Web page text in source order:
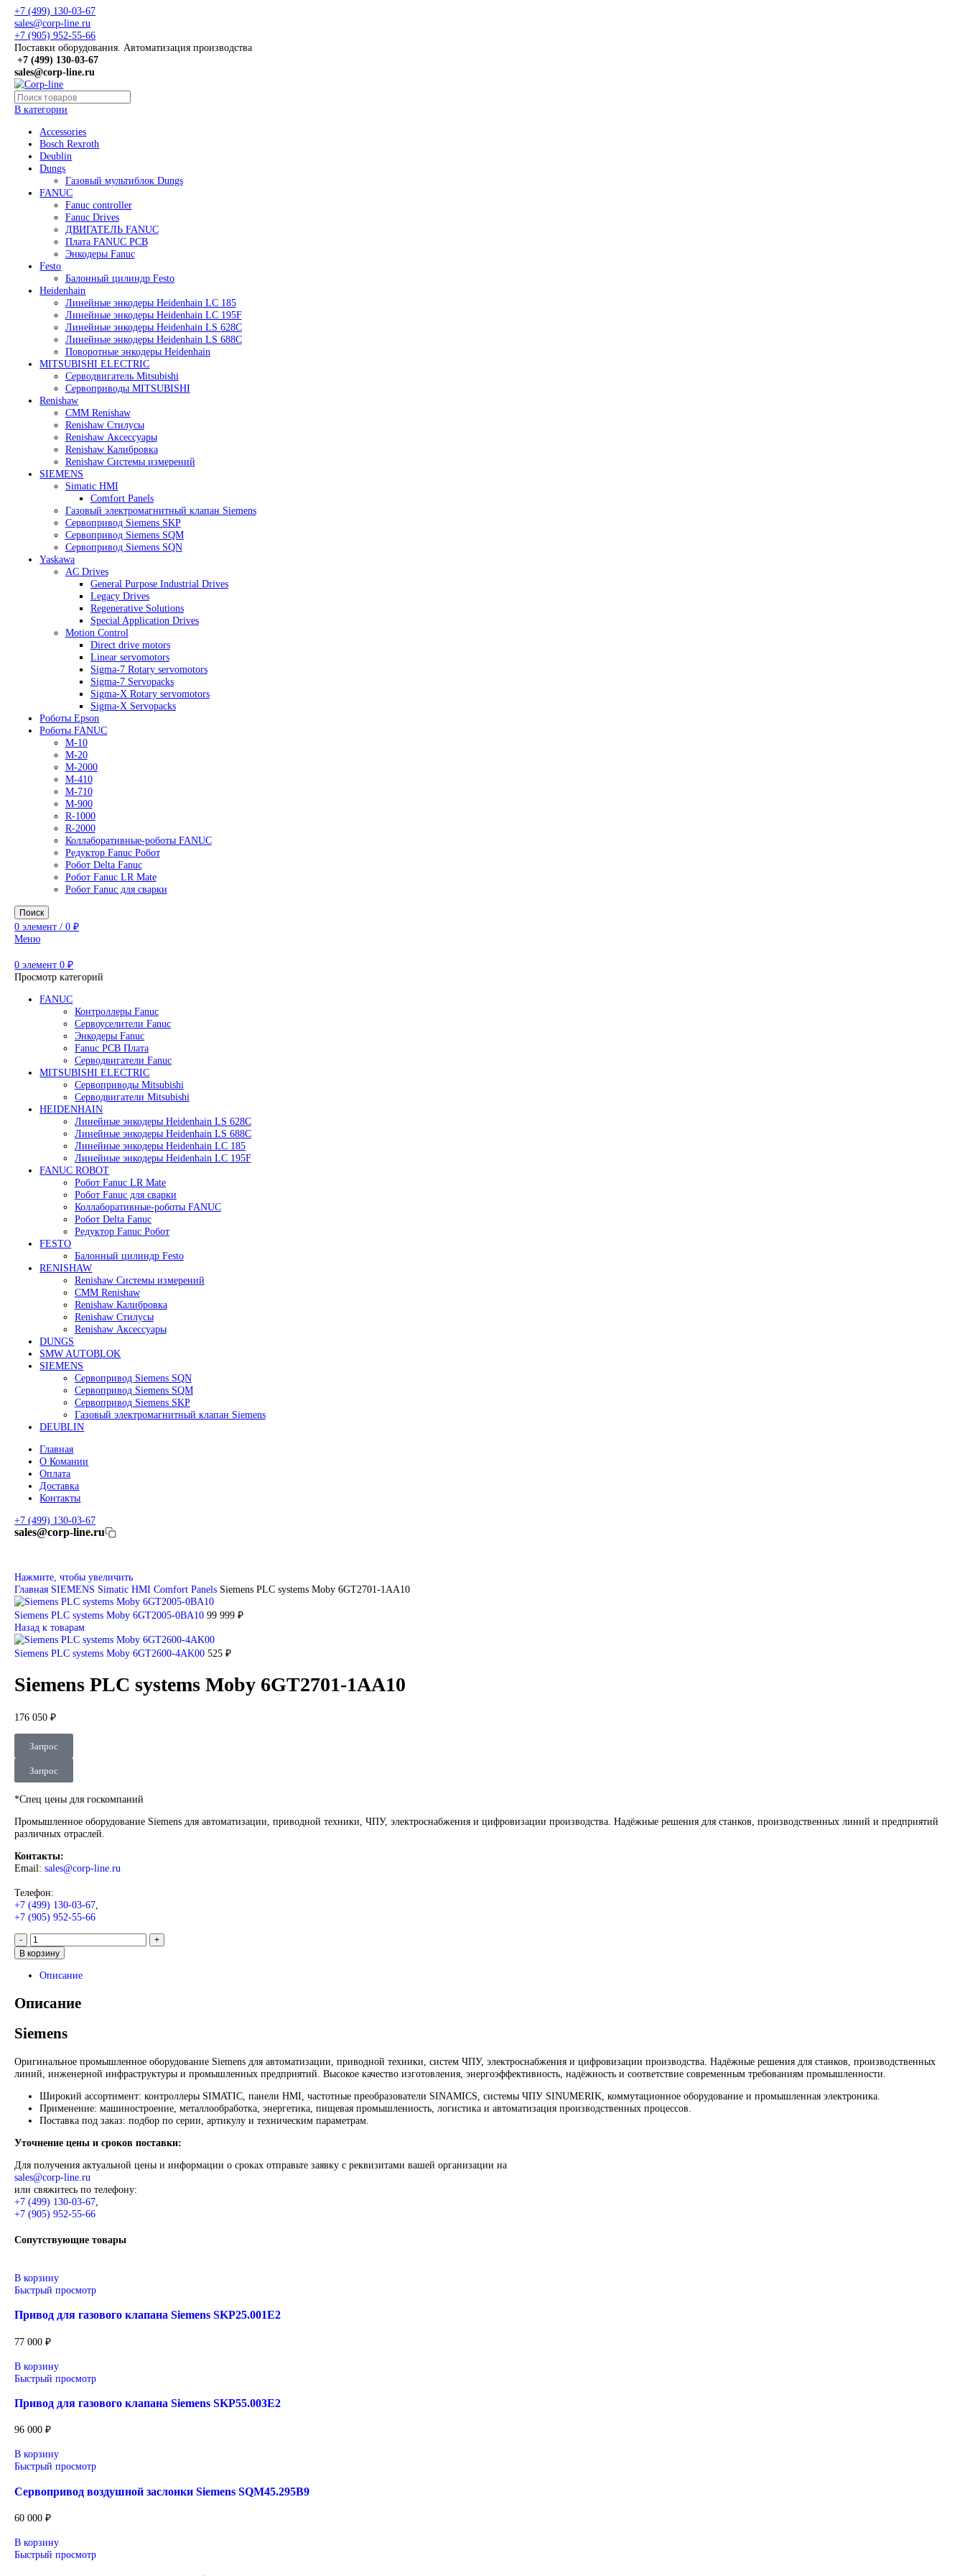
+7 (499) 130-03-67
sales@corp-line.ru
+7 (905) 952-55-66
Поставки оборудования. Автоматизация производства
+7 (499)130-03-67
sales@corp-line.ru
Accessories
Bosch Rexroth
Deublin
Dungs
Газовый мультиблок Dungs
FANUC
Fanuc controller
Fanuc Drives
ДВИГАТЕЛЬ FANUC
Плата FANUC PCB
Энкодеры Fanuc
Festo
Балонный цилиндр Festo
Heidenhain
Линейные энкодеры Heidenhain LC 185
Линейные энкодеры Heidenhain LC 195F
Линейные энкодеры Heidenhain LS 628C
Линейные энкодеры Heidenhain LS 688C
Поворотные энкодеры Heidenhain
MITSUBISHI ELECTRIC
Серводвигатель Mitsubishi
Сервоприводы MITSUBISHI
Renishaw
CMM Renishaw
Renishaw Cтилусы
Renishaw Аксессуары
Renishaw Калибровка
Renishaw Системы измерений
SIEMENS
Simatic HMI
Газовый электромагнитный клапан Siemens
Сервопривод Siemens SKP
Сервопривод Siemens SQM
Сервопривод Siemens SQN
Yaskawa
AC Drives
General Purpose Industrial Drives
Legacy Drives
Regenerative Solutions
Special Application Drives
Motion Control
Direct drive motors
Роботы Epson
Роботы FANUC
M-10
M-20
M-2000
M-410
R-1000
Редуктор Fanuc Робот
Робот Delta Fanuc
Робот Fanuc для сварки
элемент 0₽
Меню
элемент 0₽
Просмотр категорий
FANUC
Контроллеры Fanuc
Сервоуселители Fanuc
Энкодеры Fanuc
Fanuc PCB Плата
Серводвигатели Fanuc
MITSUBISHI ELECTRIC
Сервоприводы Mitsubishi
HEIDENHAIN
Линейные энкодеры Heidenhain LS 628C
Линейные энкодеры Heidenhain LS 688C
Линейные энкодеры Heidenhain LC 185
Линейные энкодеры Heidenhain LC 195F
FANUC ROBOT
Робот Fanuc для сварки
Коллаборативные-роботы FANUC
Робот Delta Fanuc
Редуктор Fanuc Робот
FESTO
CMM Renishaw
DUNGS
SMW AUTOBLOK
Сервопривод Siemens SQM
Сервопривод Siemens SKP
Газовый электромагнитный клапан Siemens
DEUBLIN
Главная
О Комании
Доставка
sales@corp-line.ru
Нажмите, чтобы увеличить
ГлавнаяSIEMENSSimatic HMI
Siemens PLC systems Moby 6GT2005-0BA10
Назад к товарам
Siemens PLC systems Moby 6GT2701-1AA10
176 050₽
Запрос
Промышленное оборудование Siemens для автоматизации, приводной техники, ЧПУ, электроснабжения и цифровизации производства. Надёжные решения для станков, производственных
различных отраслей.
Контакты:
Email:sales@corp-line.ru
Телефон:
+7 (499) 130-03-67,
+7 (905) 952-55-66
В корзину
Описание
Описание
Siemens
Оригинальное промышленное оборудование Siemens для автоматизации, приводной техники, систем ЧПУ, электроснабжения и цифровизации производства. Надёжные решения для
Широкий ассортимент: контроллеры SIMATIC, панели HMI, частотные преобразователи SINAMICS, системы ЧПУ SINUMERIK, коммутационное оборудование и промышленная
Применение: машиностроение, металлообработка, энергетика, пищевая промышленность, логистика и автоматизация производственных процессов.
Поставка под заказ: подбор по серии, артикулу и техническим параметрам.
Уточнение цены и сроков поставки:
Для получения актуальной цены и информации о сроках отправьте заявку с реквизитами вашей организации на
sales@corp-line.ru
или свяжитесь по телефону:
+7 (499) 130-03-67,
+7 (905) 952-55-66
Сопутствующие товары